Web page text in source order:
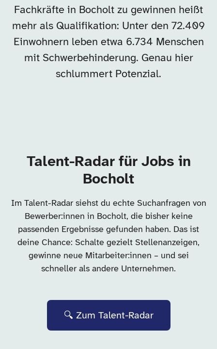
Fachkräfte in Bocholt zu gewinnen heißt
mehr als Qualifikation: Unter den 72.409
Einwohnern leben etwa 6.734 Menschen
mit Schwerbehinderung. Genau hier
schlummert Potenzial.
Talent-Radar für Jobs in
Bocholt
Im Talent-Radar siehst du echte Suchanfragen von
Bewerber:innen in Bocholt, die bisher keine
passenden Ergebnisse gefunden haben. Das ist
deine Chance: Schalte gezielt Stellenanzeigen,
gewinne neue Mitarbeiter:innen – und sei
schneller als andere Unternehmen.
🔍 Zum Talent-Radar